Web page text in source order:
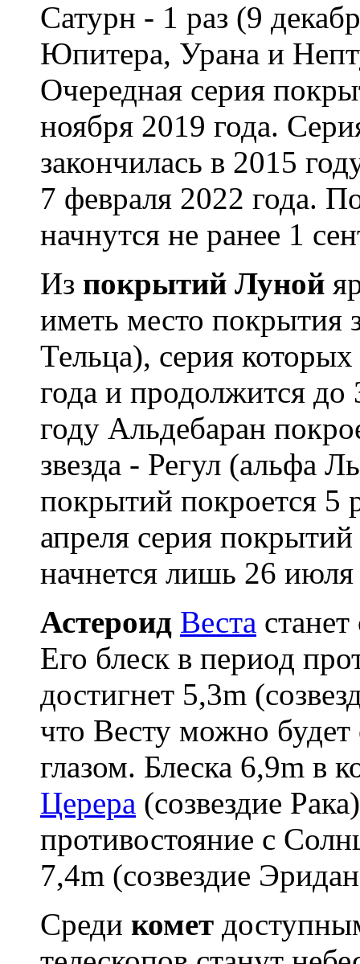
Сатурн - 1 раз (9
Юпитера, Урана и
Очередная серия
ноября 2019 года.
закончилась в 2015
7 февраля 2022 года.
начнутся не ранее 1
Из покрытий Луной
иметь место покрытия
Тельца), серия
года и продолжится до
году Альдебаран
звезда - Регул (альфа
покрытий покроется 5
апреля серия покрытий
начнется лишь 26 июля
Астероид Веста
Его блеск в период
достигнет 5,3m
что Весту можно
глазом. Блеска 6,9m в
Церера (созвездие
противостояние с
7,4m (созвездие
Среди комет